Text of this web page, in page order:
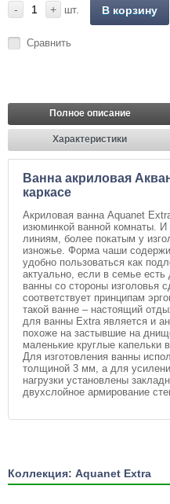
- + шт. В корзину
Сравнить
Полное описание
Характеристики
Ванна акриловая
каркасе
Акриловая ванна Aquanet
изюминкой ванной комнаты. И
линиям, более покатым у
изножье. Форма чаши
удобно пользоваться как
актуально, если в семье
ванны со стороны изголовья
соответствует принципам
такой ванне – настоящий
для ванны Extra является и
похоже на застывшие на
маленькие круглые капельки
Для изготовления ванны
толщиной 3 мм, а для
нагрузки установлены
двухслойное армирование
Коллекция: Aquanet Extra